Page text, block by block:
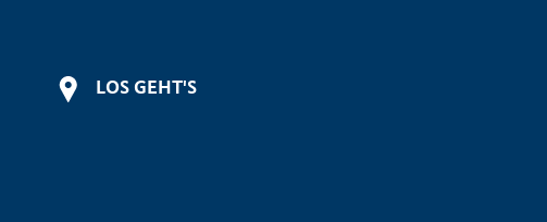
LOS GEHT'S